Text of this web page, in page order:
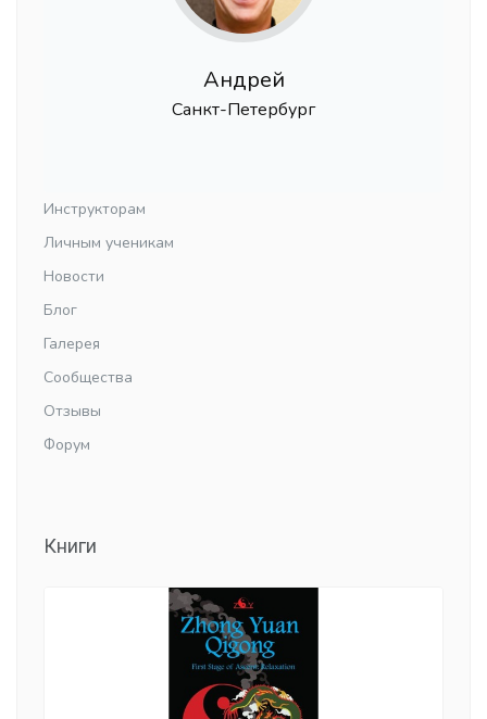
Андрей
Санкт-Петербург
Инструкторам
Личным ученикам
Новости
Блог
Галерея
Сообщества
Отзывы
Форум
Книги